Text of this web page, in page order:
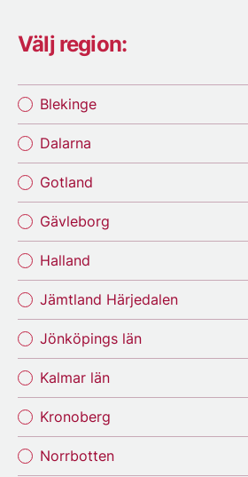
Välj region:
Blekinge
Dalarna
Gotland
Gävleborg
Halland
Jämtland Härjedalen
Jönköpings län
Kalmar län
Kronoberg
Norrbotten